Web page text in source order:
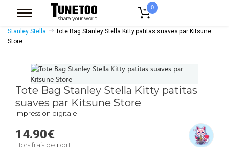
0
Accessoires Casquettes Tote Bags
Stanley Stella
Tote Bag Stanley Stella Kitty patitas suaves par Kitsune
Store
Tote Bag Stanley Stella Kitty patitas
suaves par Kitsune Store
Impression digitale
14.90€
Hors frais de port